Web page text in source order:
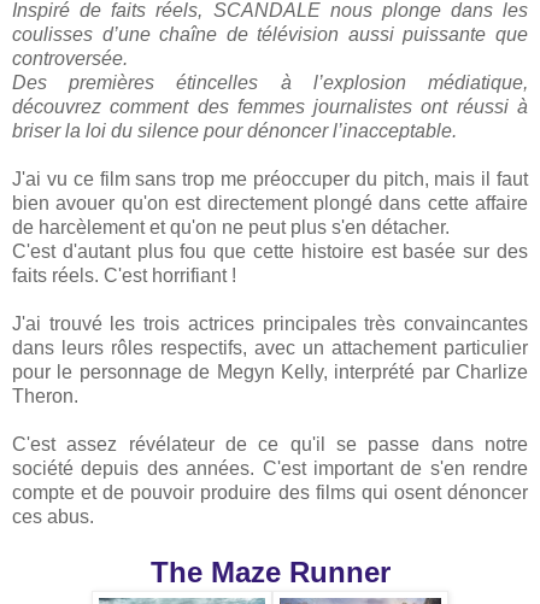
Inspiré de faits réels, SCANDALE nous plonge dans les
coulisses d’une chaîne de télévision aussi puissante que
controversée.
Des premières étincelles à l’explosion médiatique,
découvrez comment des femmes journalistes ont réussi à
briser la loi du silence pour dénoncer l’inacceptable.
J'ai vu ce film sans trop me préoccuper du pitch, mais il faut
bien avouer qu'on est directement plongé dans cette affaire
de harcèlement et qu'on ne peut plus s'en détacher.
C'est d'autant plus fou que cette histoire est basée sur des
faits réels. C'est horrifiant !
J'ai trouvé les trois actrices principales très convaincantes
dans leurs rôles respectifs, avec un attachement particulier
pour le personnage de Megyn Kelly, interprété par Charlize
Theron.
C'est assez révélateur de ce qu'il se passe dans notre
société depuis des années. C'est important de s'en rendre
compte et de pouvoir produire des films qui osent dénoncer
ces abus.
The Maze Runner